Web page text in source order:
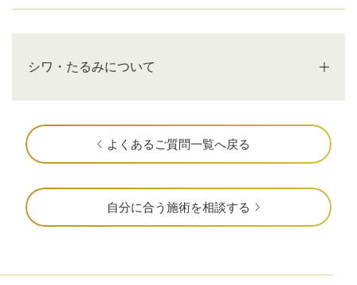
シワ・たるみについて
よくあるご質問一覧へ戻る
自分に合う施術を相談する